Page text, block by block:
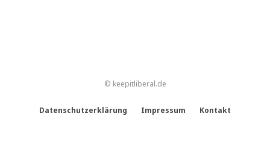
© keepitliberal.de
Datenschutzerklärung Impressum Kontakt